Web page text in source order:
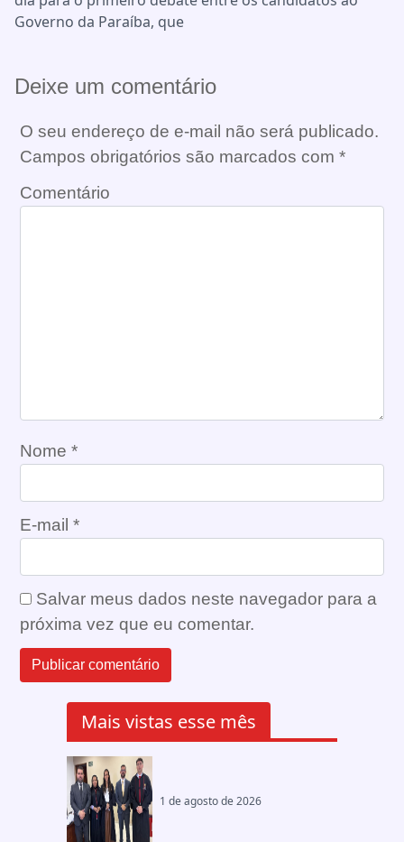
Governo da Paraíba, que
Deixe um comentário
O seu endereço de e-mail não será publicado.
Campos obrigatórios são marcados com *
Comentário
Nome *
E-mail *
Salvar meus dados neste navegador para a
próxima vez que eu comentar.
Mais vistas esse mês
1 de agosto de 2026